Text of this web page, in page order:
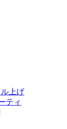
上げ
ティ